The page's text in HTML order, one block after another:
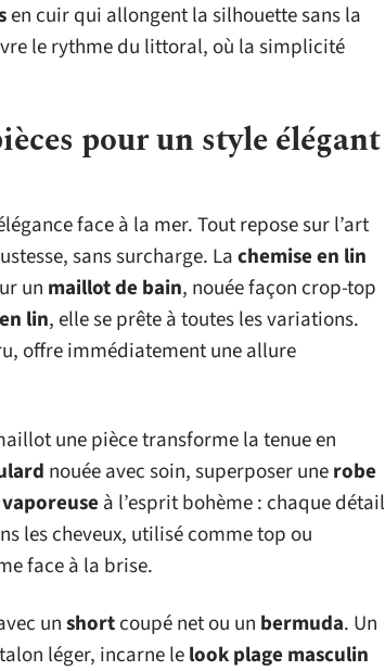
en cuir qui allongent la silhouette sans la
le rythme du littoral, où la simplicité
pour un style élégant
face à la mer. Tout repose sur l’art
sans surcharge. Lachemise en lin
un maillot de bain, nouée façon crop-top
lin, elle se prête à toutes les variations.
offre immédiatement une allure
une pièce transforme la tenue en
nouée avec soin, superposer unerobe
à l’esprit bohème : chaque détail
les cheveux, utilisé comme top ou
face à la brise.
unshortcoupé net ou un bermuda. Un
léger, incarne lelook plage masculin